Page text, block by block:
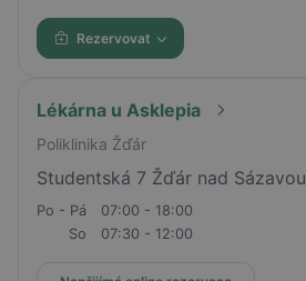
Rezervovat
Lékárna u Asklepia
Poliklinika Žďár
Studentská 7 Žďár nad Sázavou
Po - Pá
07:00 - 18:00
So
07:30 - 12:00